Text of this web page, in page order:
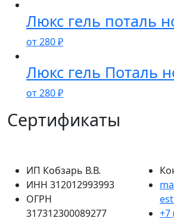
Люкс гель поталь
от280₽
Люкс гель Поталь
от280₽
Сертификаты
ИП Кобзарь В.В.
ИНН 312012993993
ОГРН
317312300089277
+7